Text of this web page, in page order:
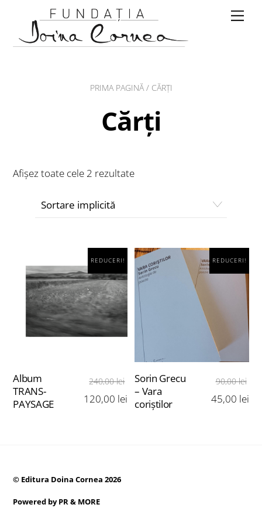
content
PRIMA PAGINĂ/ CĂRȚI
Cărți
Afișez toate cele 2 rezultate
REDUCERI!
Album
TRANS-
PAYSAGE
240,00lei
120,00 lei
REDUCERI!
Sorin Grecu
– Vara
coriştilor
90,00lei
45,00 lei
© Editura Doina Cornea 2026
Powered byPR & MORE